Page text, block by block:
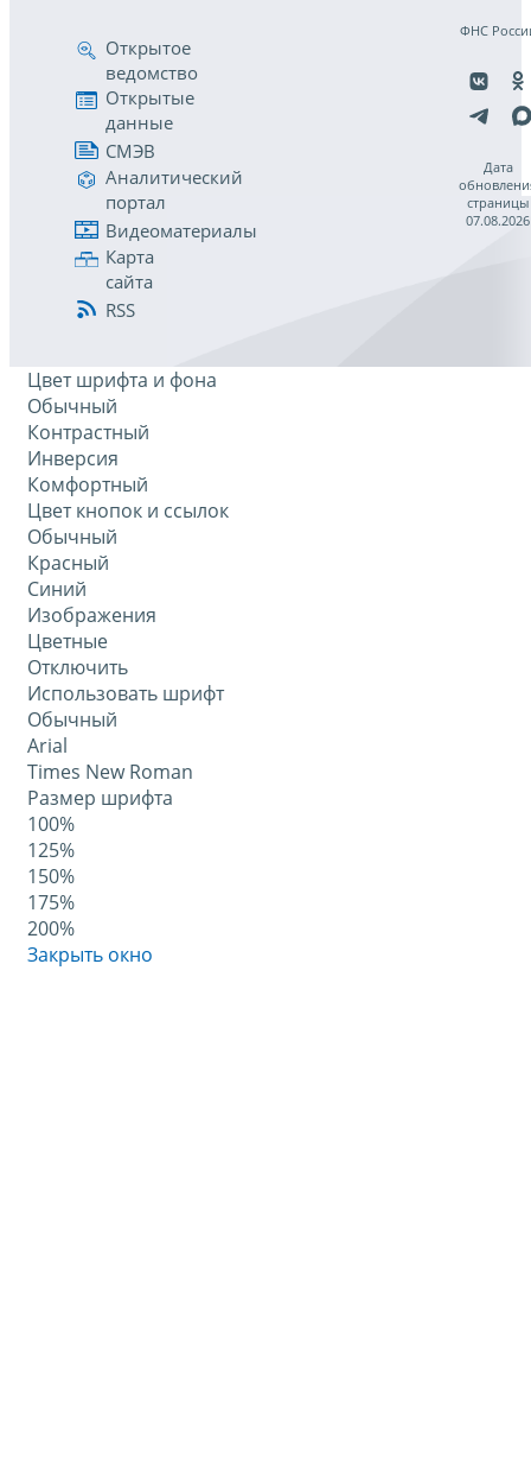
Открытое
ведомство
Открытые
данные
СМЭВ
Аналитический
портал
Видеоматериалы
Карта
сайта
RSS
ФНС
Дата
страницы
07.08.2026
Цвет шрифта и фона
Обычный
Контрастный
Инверсия
Комфортный
Цвет кнопок и ссылок
Обычный
Красный
Синий
Изображения
Цветные
Отключить
Использовать шрифт
Обычный
Arial
Times New Roman
Размер шрифта
100%
125%
150%
175%
200%
Закрыть окно